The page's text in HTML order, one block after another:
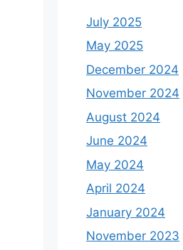
July 2025
May 2025
December 2024
November 2024
August 2024
June 2024
May 2024
April 2024
January 2024
November 2023